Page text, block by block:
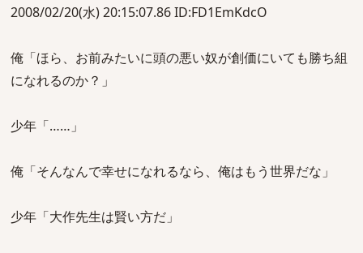
2008/02/20(水) 20:15:07.86 ID:FD1EmKdcO
俺「ほら、お前みたいに頭の悪い奴が創価にいても勝ち組
になれるのか？」
少年「……」
俺「そんなんで幸せになれるなら、俺はもう世界だな」
少年「大作先生は賢い方だ」